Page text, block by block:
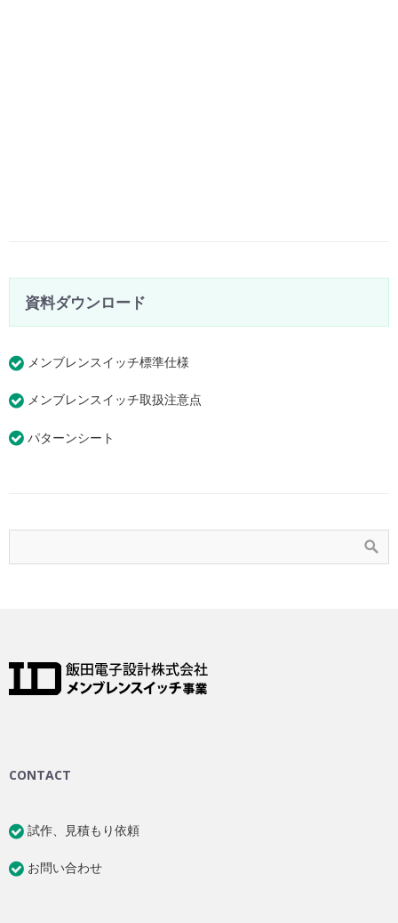
資料ダウンロード
メンブレンスイッチ標準仕様
メンブレンスイッチ取扱注意点
パターンシート
CONTACT
試作、見積もり依頼
お問い合わせ